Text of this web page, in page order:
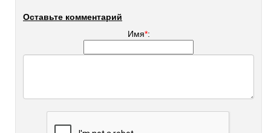
Оставьте комментарий
Имя*: